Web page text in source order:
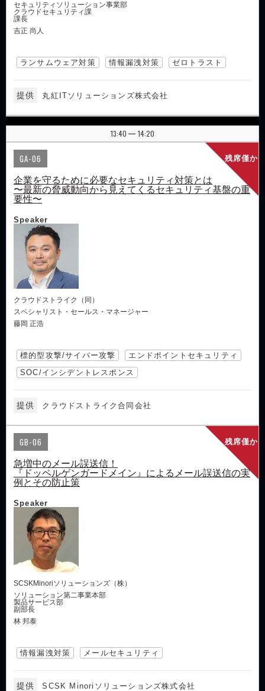
セキュリティソリューション事業部
クラウドセキュリティ課
課長
吉正 尚人
ランサムウェア対策 情報漏洩対策 ゼロトラスト
提供 丸紅ITソリューションズ株式会社
13:40 | 14:20
残席僅か
GA-06
企業を守るために必要なセキュリティ対策とは
〜最新の脅威動向から見えてくるセキュリティ基盤の重
要性〜
Speaker
クラウドストライク（同）
スペシャリスト・セールス・マネージャー
藤岡 正浩
標的型攻撃/サイバー攻撃
エンドポイントセキュリティ
SOC/インシデントレスポンス
提供 クラウドストライク合同会社
残席僅か
GB-06
急増中のメール誤送信！
『ドッペルゲンガードメイン』によるメール誤送信の実
例とその防止策
Speaker
SCSKMinoriソリューションズ（株）
ソリューション第二事業本部
製品サービス部
副部長
林 邦泰
情報漏洩対策 メールセキュリティ
提供 SCSK Minoriソリューションズ株式会社